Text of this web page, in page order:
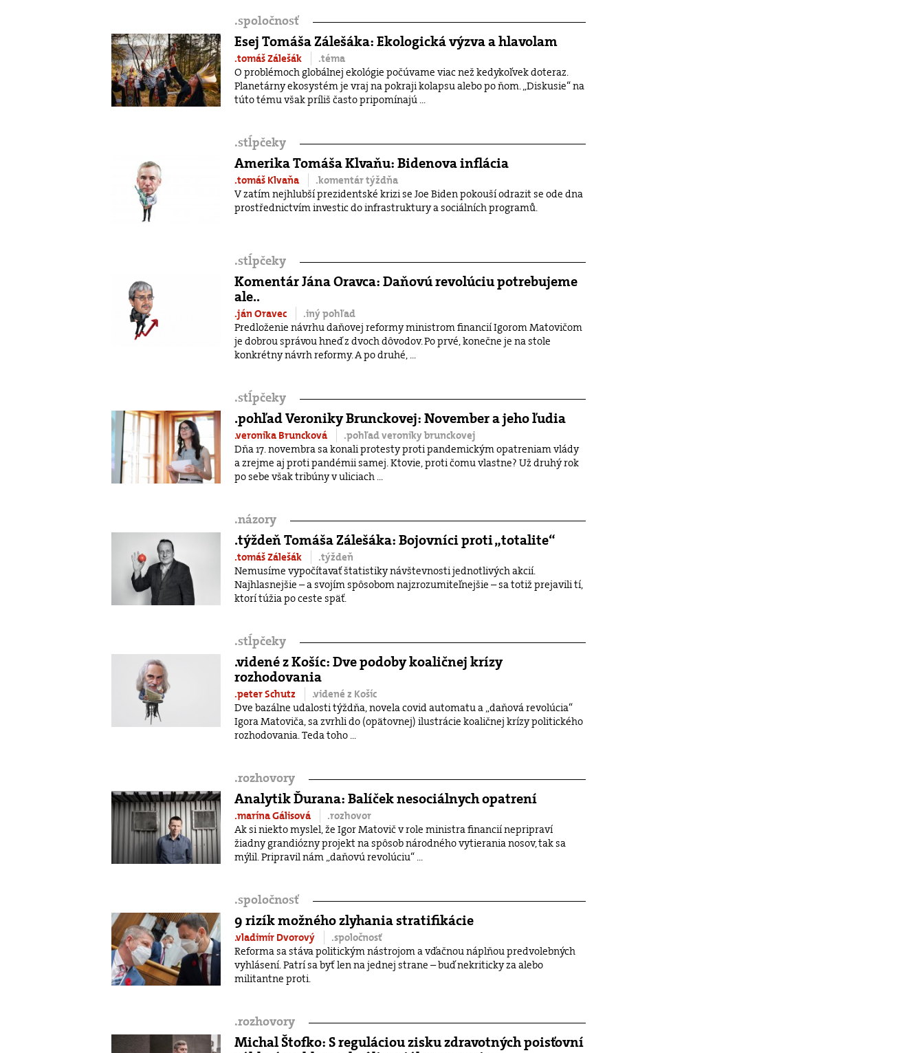
.spoločnosť
Esej Tomáša Zálešáka: Ekologická výzva a hlavolam
.tomáš Zálešák
.téma
O problémoch globálnej ekológie počúvame viac než kedykoľvek doteraz.
Planetárny ekosystém je vraj na pokraji kolapsu alebo po ňom. „Diskusie“ na
túto tému však príliš často pripomínajú ...
.stĺpčeky
Amerika Tomáša Klvaňu: Bidenova inflácia
.tomáš Klvaňa
.komentár týždňa
V zatím nejhlubší prezidentské krizi se Joe Biden pokouší odrazit se ode dna
prostřednictvím investic do infrastruktury a sociálních programů.
.stĺpčeky
Komentár Jána Oravca: Daňovú revolúciu potrebujeme
ale..
.ján Oravec
.iný pohľad
Predloženie návrhu daňovej reformy ministrom financií Igorom Matovičom
je dobrou správou hneď z dvoch dôvodov. Po prvé, konečne je na stole
konkrétny návrh reformy. A po druhé, ...
.stĺpčeky
.pohľad Veroniky Brunckovej: November a jeho ľudia
.veronika Bruncková
.pohľad veroniky brunckovej
Dňa 17. novembra sa konali protesty proti pandemickým opatreniam vlády
a zrejme aj proti pandémii samej. Ktovie, proti čomu vlastne? Už druhý rok
po sebe však tribúny v uliciach ...
.názory
.týždeň Tomáša Zálešáka: Bojovníci proti „totalite“
.tomáš Zálešák
.týždeň
Nemusíme vypočítavať štatistiky návštevnosti jednotlivých akcií.
Najhlasnejšie – a svojím spôsobom najzrozumiteľnejšie – sa totiž prejavili tí,
ktorí túžia po ceste späť.
.stĺpčeky
.videné z Košíc: Dve podoby koaličnej krízy
rozhodovania
.peter Schutz
.videné z Košíc
Dve bazálne udalosti týždňa, novela covid automatu a „daňová revolúcia“
Igora Matoviča, sa zvrhli do (opätovnej) ilustrácie koaličnej krízy politického
rozhodovania. Teda toho ...
.rozhovory
Analytik Ďurana: Balíček nesociálnych opatrení
.marína Gálisová
.rozhovor
Ak si niekto myslel, že Igor Matovič v role ministra financií nepripraví
žiadny grandiózny projekt na spôsob národného vytierania nosov, tak sa
mýlil. Pripravil nám „daňovú revolúciu“ ...
.spoločnosť
9 rizík možného zlyhania stratifikácie
.vladimír Dvorový
.spoločnosť
Reforma sa stáva politickým nástrojom a vďačnou náplňou predvolebných
vyhlásení. Patrí sa byť len na jednej strane – buď nekriticky za alebo
militantne proti.
.rozhovory
Michal Štofko: S reguláciou zisku zdravotných poisťovní